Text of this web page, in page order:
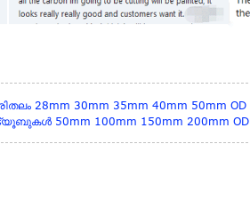
28mm 30mm 35mm 40mm 50mm OD
50mm 100mm 150mm 200mm OD